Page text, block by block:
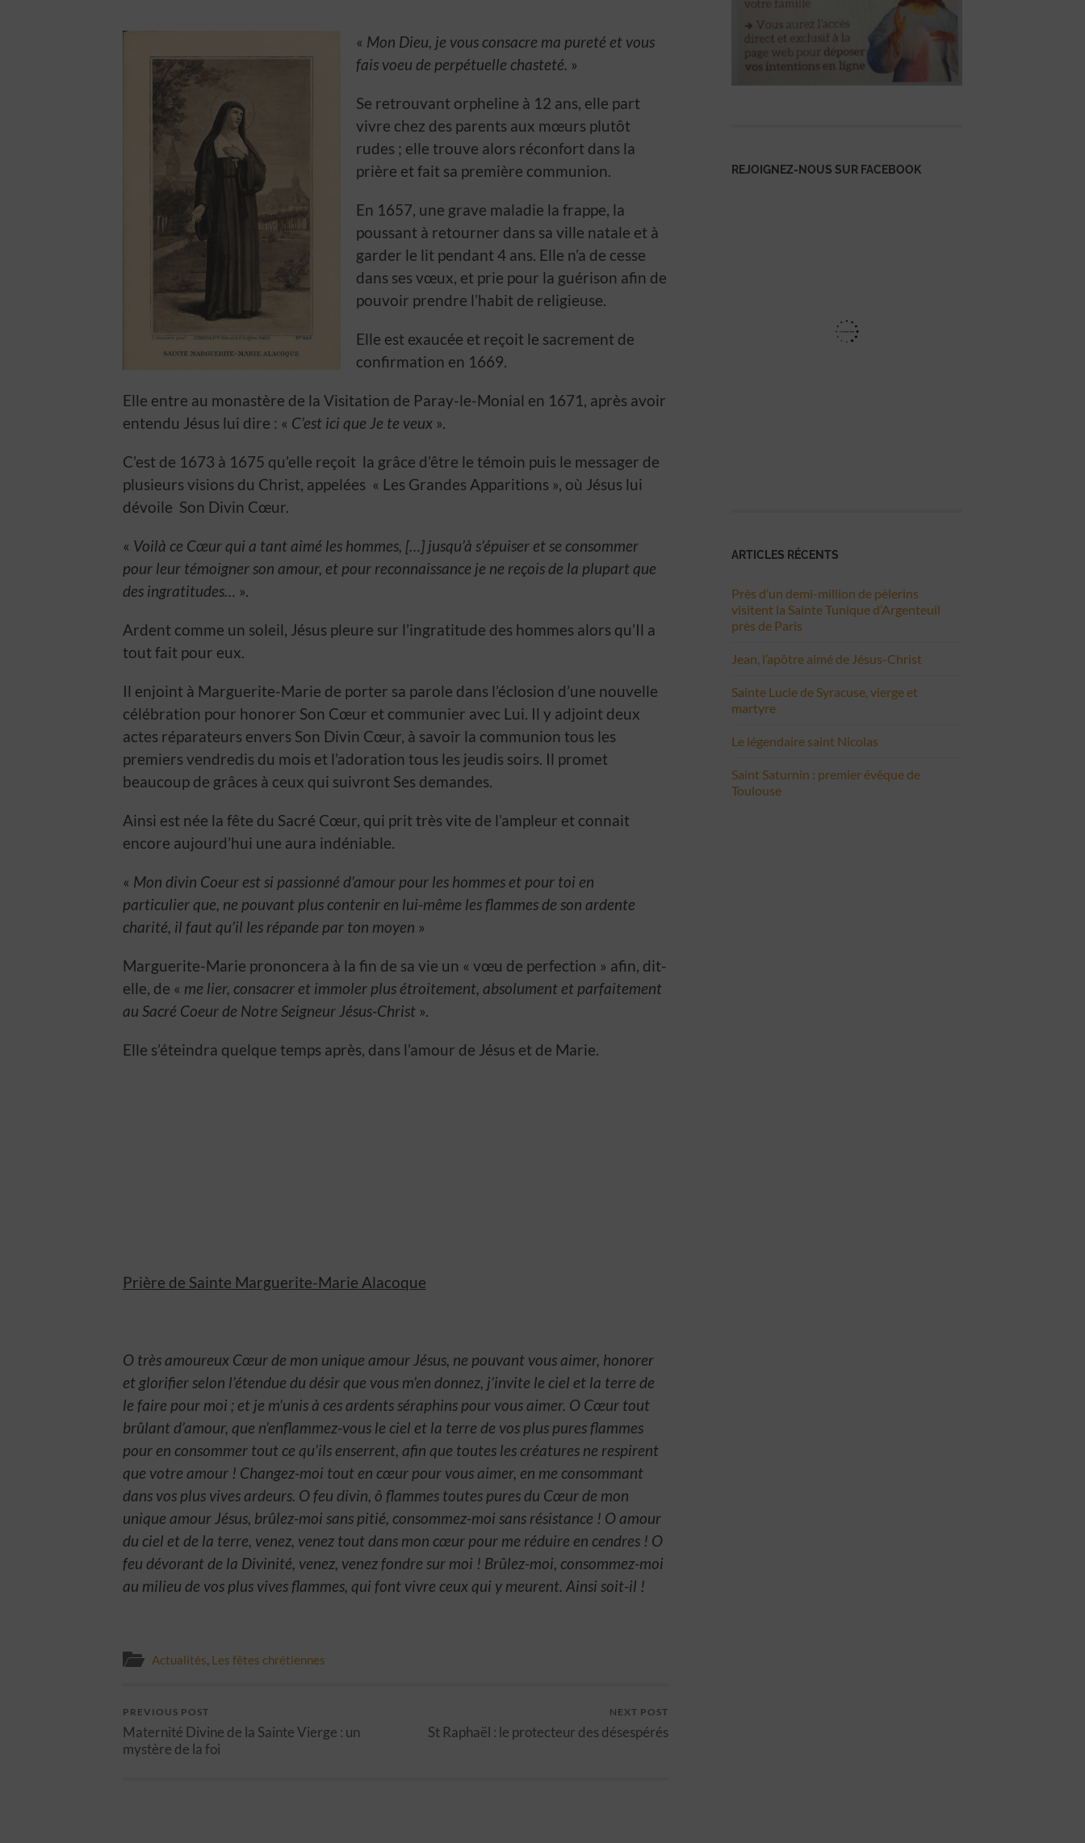
« Mon Dieu, je vous consacre ma pureté et vous
fais voeu de perpétuelle chasteté. »
Se retrouvant orpheline à 12 ans, elle part
vivre chez des parents aux mœurs plutôt
rudes ; elle trouve alors réconfort dans la
prière et fait sa première communion.
En 1657, une grave maladie la frappe, la
poussant à retourner dans sa ville natale et à
garder le lit pendant 4 ans. Elle n’a de cesse
dans ses vœux, et prie pour la guérison afin de
pouvoir prendre l’habit de religieuse.
Elle est exaucée et reçoit le sacrement de
confirmation en 1669.
Elle entre au monastère de la Visitation de Paray-le-Monial en 1671, après avoir
entendu Jésus lui dire : « C’est ici que Je te veux ».
C’est de 1673 à 1675 qu’elle reçoit la grâce d’être le témoin puis le messager de
plusieurs visions du Christ, appelées « Les Grandes Apparitions », où Jésus lui
dévoile Son Divin Cœur.
« Voilà ce Cœur qui a tant aimé les hommes, […] jusqu’à s’épuiser et se consommer
pour leur témoigner son amour, et pour reconnaissance je ne reçois de la plupart que
des ingratitudes… ».
Ardent comme un soleil, Jésus pleure sur l’ingratitude des hommes alors qu’Il a
tout fait pour eux.
Il enjoint à Marguerite-Marie de porter sa parole dans l’éclosion d’une nouvelle
célébration pour honorer Son Cœur et communier avec Lui. Il y adjoint deux
actes réparateurs envers Son Divin Cœur, à savoir la communion tous les
premiers vendredis du mois et l’adoration tous les jeudis soirs. Il promet
beaucoup de grâces à ceux qui suivront Ses demandes.
Ainsi est née la fête du Sacré Cœur, qui prit très vite de l’ampleur et connait
encore aujourd’hui une aura indéniable.
« Mon divin Coeur est si passionné d’amour pour les hommes et pour toi en
particulier que, ne pouvant plus contenir en lui-même les flammes de son ardente
charité, il faut qu’il les répande par ton moyen »
Marguerite-Marie prononcera à la fin de sa vie un « vœu de perfection » afin, dit-
elle, de « me lier, consacrer et immoler plus étroitement, absolument et parfaitement
au Sacré Coeur de Notre Seigneur Jésus-Christ ».
Elle s’éteindra quelque temps après, dans l’amour de Jésus et de Marie.
Prière de Sainte Marguerite-Marie Alacoque
O très amoureux Cœur de mon unique amour Jésus, ne pouvant vous aimer, honorer
et glorifier selon l’étendue du désir que vous m’en donnez, j’invite le ciel et la terre de
le faire pour moi ; et je m’unis à ces ardents séraphins pour vous aimer. O Cœur tout
brûlant d’amour, que n’enflammez-vous le ciel et la terre de vos plus pures flammes
pour en consommer tout ce qu’ils enserrent, afin que toutes les créatures ne respirent
que votre amour ! Changez-moi tout en cœur pour vous aimer, en me consommant
dans vos plus vives ardeurs. O feu divin, ô flammes toutes pures du Cœur de mon
unique amour Jésus, brûlez-moi sans pitié, consommez-moi sans résistance ! O amour
du ciel et de la terre, venez, venez tout dans mon cœur pour me réduire en cendres ! O
feu dévorant de la Divinité, venez, venez fondre sur moi ! Brûlez-moi, consommez-moi
au milieu de vos plus vives flammes, qui font vivre ceux qui y meurent. Ainsi soit-il !
Actualités, Les fêtes chrétiennes
PREVIOUS POST
Maternité Divine de la Sainte Vierge : un
mystère de la foi
NEXT POST
St Raphaël : le protecteur des désespérés
REJOIGNEZ-NOUS SUR FACEBOOK
ARTICLES RÉCENTS
Près d’un demi-million de pèlerins
visitent la Sainte Tunique d’Argenteuil
près de Paris
Jean, l’apôtre aimé de Jésus-Christ
Sainte Lucie de Syracuse, vierge et
martyre
Le légendaire saint Nicolas
Saint Saturnin : premier évêque de
Toulouse